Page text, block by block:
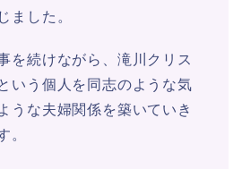
ました。
を続けながら、滝川クリス
いう個人を同志のような気
うな夫婦関係を築いていき
。